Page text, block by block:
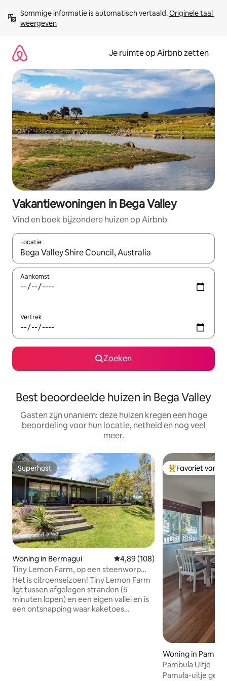
direct
naar
Sommige informatie is automatisch vertaald. Originele taal
weergeven
Je ruimte op Airbnb zetten
Vakantiewoningen in Bega Valley
Vind en boek bijzondere huizen op Airbnb
Locatie
Wanneer er suggesties beschikbaar zijn, maak je een keuze
Aankomst
Vertrek
Zoeken
Best beoordeelde huizen in Bega Valley
Gasten zijn unaniem: deze huizen kregen een hoge
beoordeling voor hun locatie, netheid en nog veel
meer.
Superhost
Superhost
Woning in Bermagui Gemiddelde beoordeling van
4,89 (108)
Tiny Lemon Farm, op een steenworp
afstand van de stad
Het is citroenseizoen! Tiny Lemon Farm
ligt tussen afgelegen stranden (5
minuten lopen) en een eigen vallei en is
een ontsnapping waar kaketoes
Topfavoriet van
Favoriet van
Woning in
Pambula Uitje
Pamula-uitje